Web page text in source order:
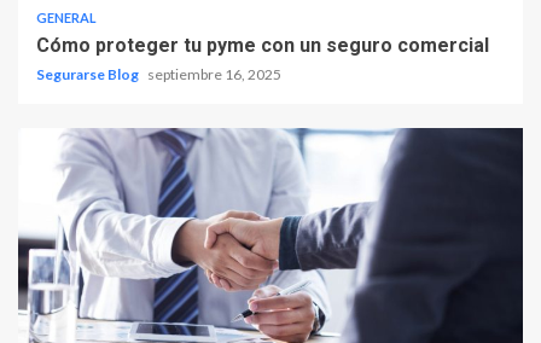
GENERAL
Cómo proteger tu pyme con un seguro comercial
Segurarse Blog septiembre 16, 2025